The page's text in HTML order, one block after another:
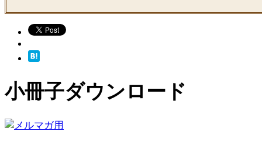
小冊子ダウンロード